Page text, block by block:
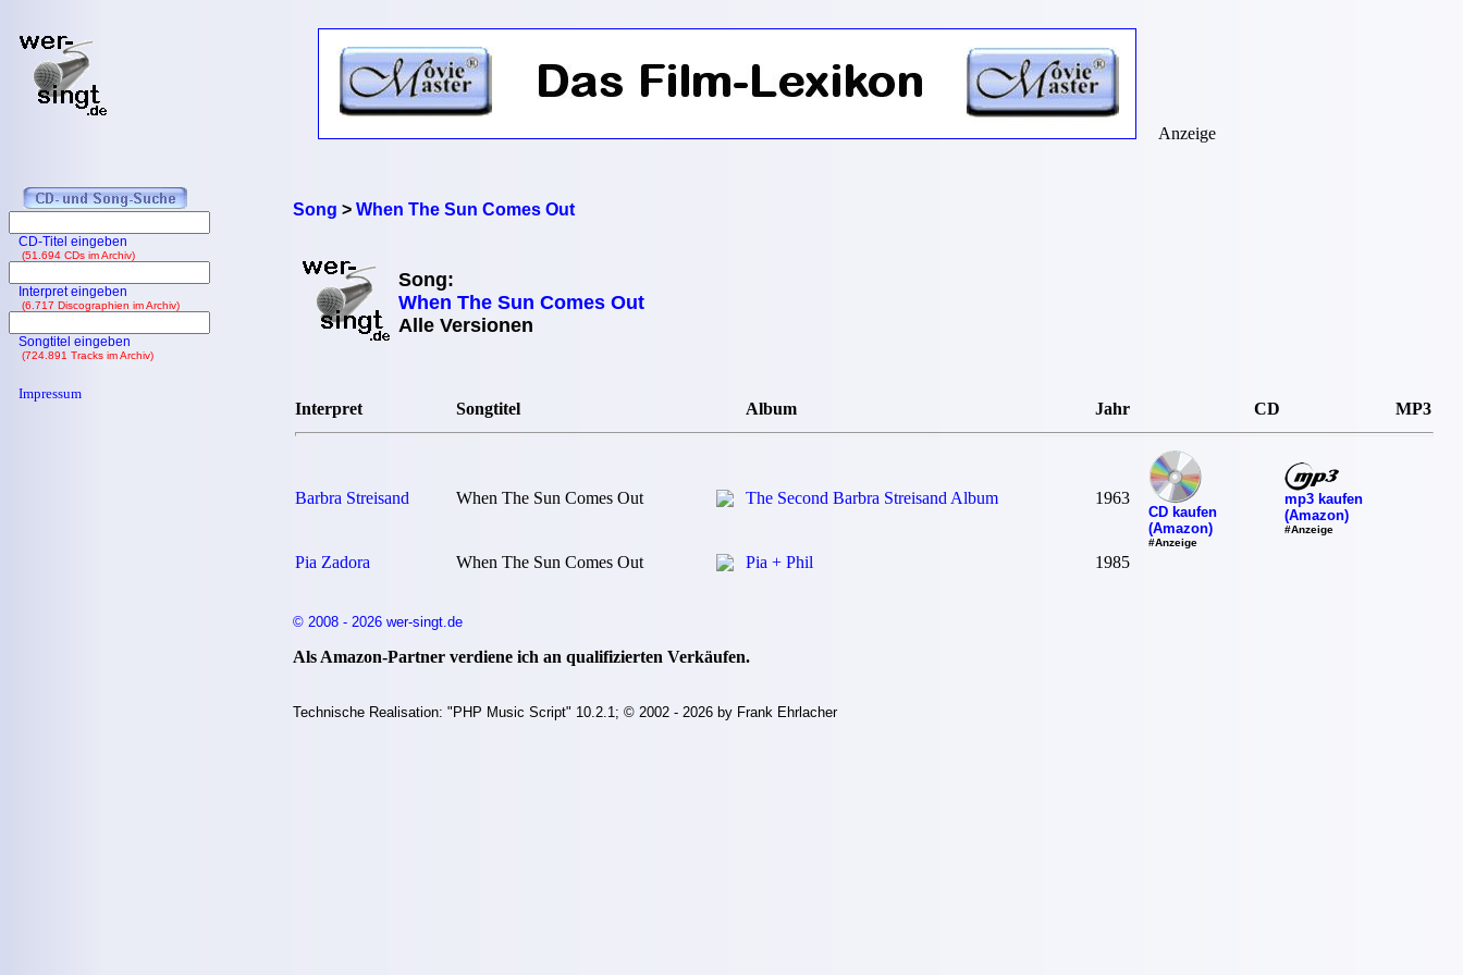
Song > When The Sun Comes Out
Song:
When The Sun Comes Out
Alle Versionen
Interpret Songtitel Album Jahr CD MP3
Barbra Streisand When The Sun Comes Out The Second Barbra Streisand Album 1963
CD kaufen
(Amazon)
#Anzeige
mp3 kaufen
(Amazon)
#Anzeige
Pia Zadora When The Sun Comes Out Pia + Phil 1985
© 2008 - 2026 wer-singt.de
Als Amazon-Partner verdiene ich an qualifizierten Verkäufen.
Technische Realisation: "PHP Music Script" 10.2.1; © 2002 - 2026 by Frank Ehrlacher
Anzeige
CD-Titel eingeben
(51.694 CDs im Archiv)
Interpret eingeben
(6.717 Discographien im Archiv)
Songtitel eingeben
(724.891 Tracks im Archiv)
Impressum